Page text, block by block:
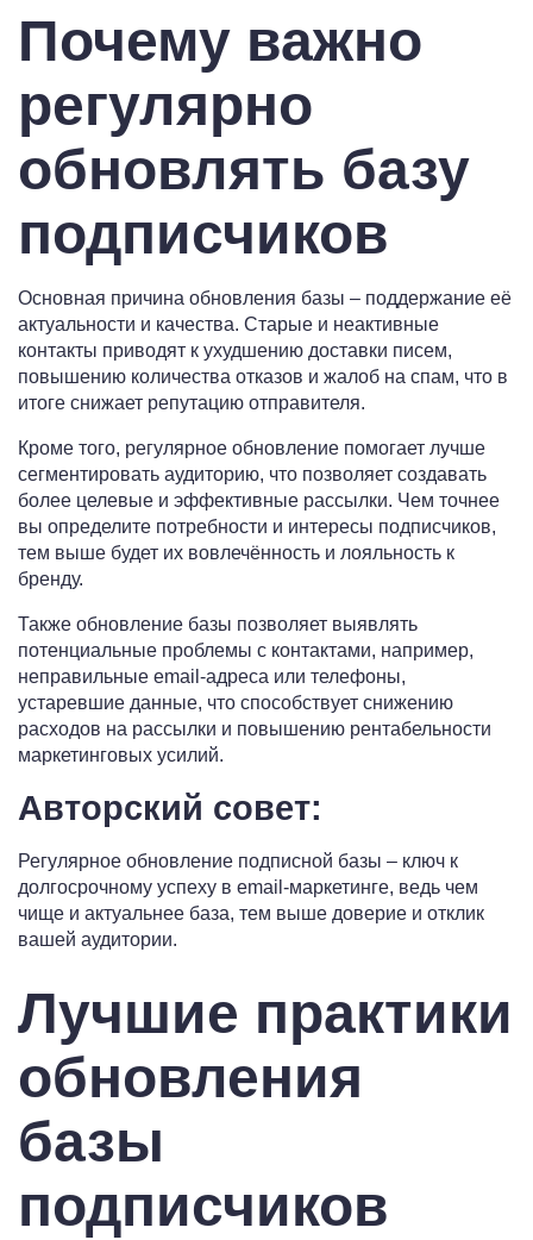
Почему важно
регулярно
обновлять базу
подписчиков
Основная причина обновления базы – поддержание её
актуальности и качества. Старые и неактивные
контакты приводят к ухудшению доставки писем,
повышению количества отказов и жалоб на спам, что в
итоге снижает репутацию отправителя.
Кроме того, регулярное обновление помогает лучше
сегментировать аудиторию, что позволяет создавать
более целевые и эффективные рассылки. Чем точнее
вы определите потребности и интересы подписчиков,
тем выше будет их вовлечённость и лояльность к
бренду.
Также обновление базы позволяет выявлять
потенциальные проблемы с контактами, например,
неправильные email-адреса или телефоны,
устаревшие данные, что способствует снижению
расходов на рассылки и повышению рентабельности
маркетинговых усилий.
Авторский совет:
Регулярное обновление подписной базы – ключ к
долгосрочному успеху в email-маркетинге, ведь чем
чище и актуальнее база, тем выше доверие и отклик
вашей аудитории.
Лучшие практики
обновления
базы
подписчиков